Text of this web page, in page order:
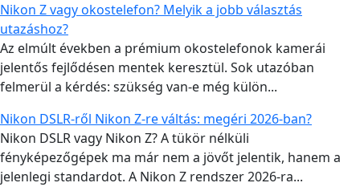
Nikon Z vagy okostelefon? Melyik a jobb választás
utazáshoz?
Az elmúlt években a prémium okostelefonok kamerái
jelentős fejlődésen mentek keresztül. Sok utazóban
felmerül a kérdés: szükség van-e még külön...
Nikon DSLR-ről Nikon Z-re váltás: megéri 2026-ban?
Nikon DSLR vagy Nikon Z? A tükör nélküli
fényképezőgépek ma már nem a jövőt jelentik, hanem a
jelenlegi standardot. A Nikon Z rendszer 2026-ra...